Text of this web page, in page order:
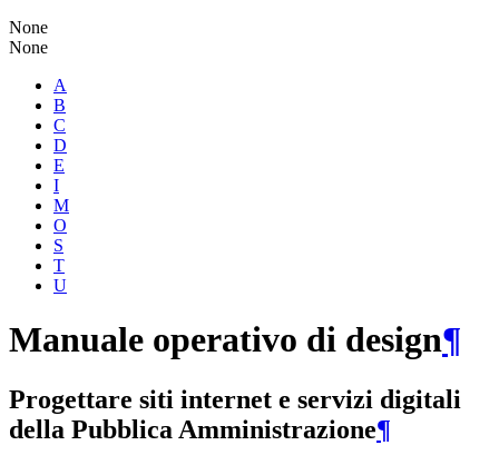
None
None
A
B
C
D
E
I
M
O
S
T
U
Manuale operativo di design¶
Progettare siti internet e servizi digitali
della Pubblica Amministrazione¶